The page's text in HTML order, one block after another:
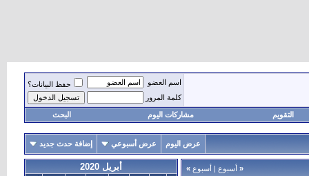
اسم العضو
حفظ البيانات؟
كلمة المرور
التقويم مشاركات اليوم البحث
عرض اليوم عرض أسبوعي إضافة حدث جديد
« أسبوع | أسبوع » أبريل 2020